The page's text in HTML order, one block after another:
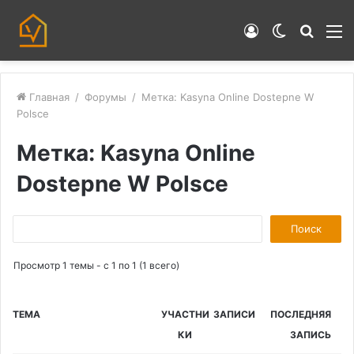
Switch
Войти
Главная / Форумы / Метка: Kasyna Online Dostepne W
Polsce
Метка: Kasyna Online
Dostepne W Polsce
о
и
Просмотр 1 темы - с 1 по 1 (1 всего)
ТЕМА
УЧАСТНИ
КИ
ЗАПИСИ
ПОСЛЕДНЯЯ
ЗАПИСЬ